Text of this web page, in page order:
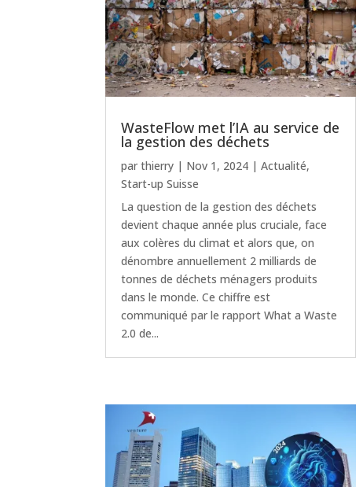
WasteFlow met l’IA au service de
la gestion des déchets
parthierry | Nov 1, 2024 |Actualité,
Start-up Suisse
La question de la gestion des déchets
devient chaque année plus cruciale, face
aux colères du climat et alors que, on
dénombre annuellement 2 milliards de
tonnes de déchets ménagers produits
dans le monde. Ce chiffre est
communiqué par le rapport What a Waste
2.0 de...